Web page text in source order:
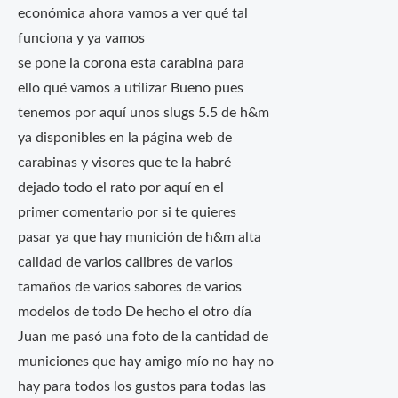
económica ahora vamos a ver qué tal
funciona y ya vamos
se pone la corona esta carabina para
ello qué vamos a utilizar Bueno pues
tenemos por aquí unos slugs 5.5 de h&m
ya disponibles en la página web de
carabinas y visores que te la habré
dejado todo el rato por aquí en el
primer comentario por si te quieres
pasar ya que hay munición de h&m alta
calidad de varios calibres de varios
tamaños de varios sabores de varios
modelos de todo De hecho el otro día
Juan me pasó una foto de la cantidad de
municiones que hay amigo mío no hay no
hay para todos los gustos para todas las